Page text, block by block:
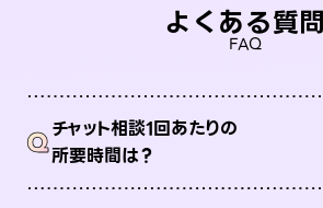
よくある質問
FAQ
Qチャット相談1回あたりの
所要時間は？